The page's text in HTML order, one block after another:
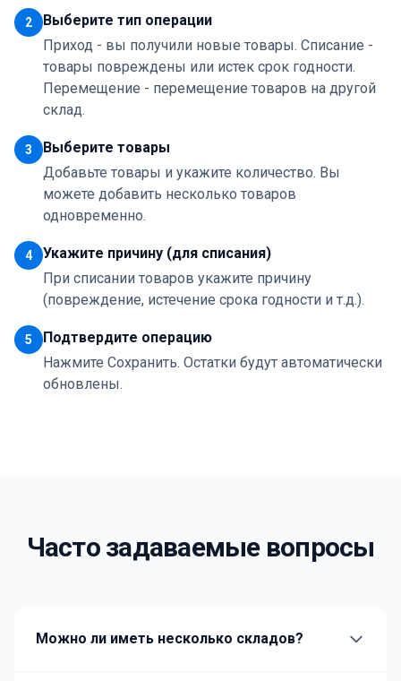
2
Выберите тип операции
Приход - вы получили новые товары. Списание -
товары повреждены или истек срок годности.
Перемещение - перемещение товаров на другой
склад.
3
Выберите товары
Добавьте товары и укажите количество. Вы
можете добавить несколько товаров
одновременно.
4
Укажите причину (для списания)
При списании товаров укажите причину
(повреждение, истечение срока годности и т.д.).
5
Подтвердите операцию
Нажмите Сохранить. Остатки будут автоматически
обновлены.
Часто задаваемые вопросы
Можно ли иметь несколько складов?